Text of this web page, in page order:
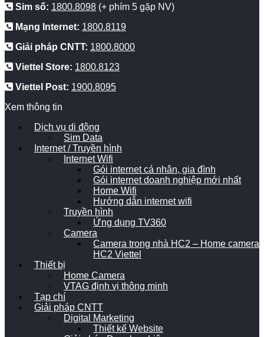
Sim số: 1800.8098 (+ phím 5 gặp NV)
Mạng Internet: 1800.8119
Giải pháp CNTT: 1800.8000
Viettel Store: 1800.8123
Viettel Post: 1900.8095
Xem thông tin
Dịch vụ di động
Sim Data
Internet / Truyền hình
Internet Wifi
Gói internet cá nhân, gia đình
Gói internet doanh nghiệp mới nhất
Home Wifi
Hướng dẫn internet wifi
Truyền hình
Ứng dụng TV360
Camera
Camera trong nhà HC2 – Home camera
HC2 Viettel
Thiết bị
Home Camera
VTAG định vị thông minh
Tạp chí
Giải pháp CNTT
Digital Marketing
Thiết kế Website